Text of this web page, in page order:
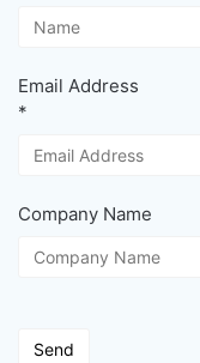
Email Address
*
Company Name